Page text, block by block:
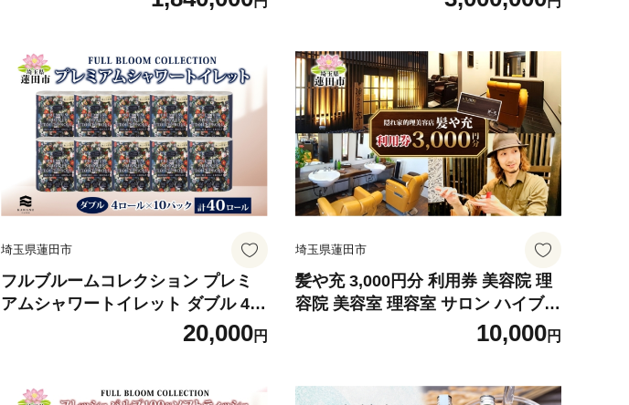
眠 快眠 電場 家庭用 機器 電子機器
有名アスリート 著名経営者 送料無
料 埼玉県 蓮田市
ック 睡眠快眠 電場 家庭用 機器 電
術 簡単 有名アスリート 著名経営者
送料無料 埼玉県 蓮田市
埼玉県蓮田市
フルブルームコレクション プレミ
アムシャワートイレット ダブル 4ロ
ール 10パック 計40ロール 日本製
保湿 エンボス加工 吸収 ふっくら 丈
まとめ買い 備蓄 日用品 常備 消耗品
20,000円
埼玉県蓮田市
髪や充 3,000円分 利用券 美容院 理
容院 美容室 理容室 サロン ハイブリ
ットサロン カット カラー パーマ ヘ
アスタイル おしゃれ 隠れ家 アット
無料 埼玉県 蓮田市
10,000円